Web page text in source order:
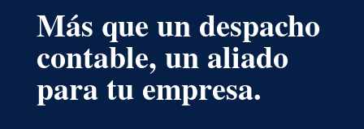
Más que un despacho
contable, un aliado
para tu empresa.